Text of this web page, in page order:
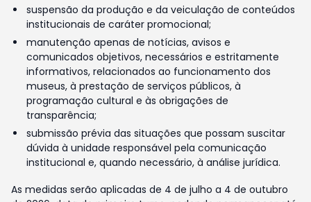
suspensão da produção e da veiculação de conteúdos
institucionais de caráter promocional;
manutenção apenas de notícias, avisos e
comunicados objetivos, necessários e estritamente
informativos, relacionados ao funcionamento dos
museus, à prestação de serviços públicos, à
programação cultural e às obrigações de
transparência;
submissão prévia das situações que possam suscitar
dúvida à unidade responsável pela comunicação
institucional e, quando necessário, à análise jurídica.
As medidas serão aplicadas de 4 de julho a 4 de outubro